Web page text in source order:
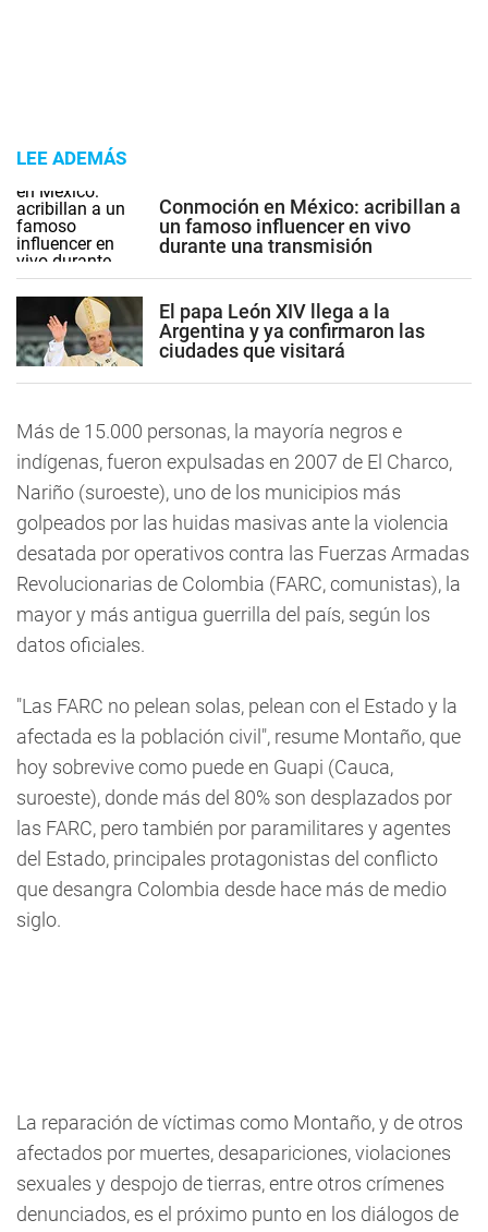
LEE ADEMÁS
Conmoción en México: acribillan a
un famoso influencer en vivo
durante una transmisión
El papa León XIV llega a la
Argentina y ya confirmaron las
ciudades que visitará
Más de 15.000 personas, la mayoría negros e
indígenas, fueron expulsadas en 2007 de El Charco,
Nariño (suroeste), uno de los municipios más
golpeados por las huidas masivas ante la violencia
desatada por operativos contra las Fuerzas Armadas
Revolucionarias de Colombia (FARC, comunistas), la
mayor y más antigua guerrilla del país, según los
datos oficiales.
"Las FARC no pelean solas, pelean con el Estado y la
afectada es la población civil", resume Montaño, que
hoy sobrevive como puede en Guapi (Cauca,
suroeste), donde más del 80% son desplazados por
las FARC, pero también por paramilitares y agentes
del Estado, principales protagonistas del conflicto
que desangra Colombia desde hace más de medio
siglo.
La reparación de víctimas como Montaño, y de otros
afectados por muertes, desapariciones, violaciones
sexuales y despojo de tierras, entre otros crímenes
denunciados, es el próximo punto en los diálogos de